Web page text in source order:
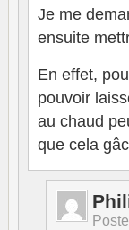
Je me
ensuite
En effet,
pouvoir
au chaud
que cela